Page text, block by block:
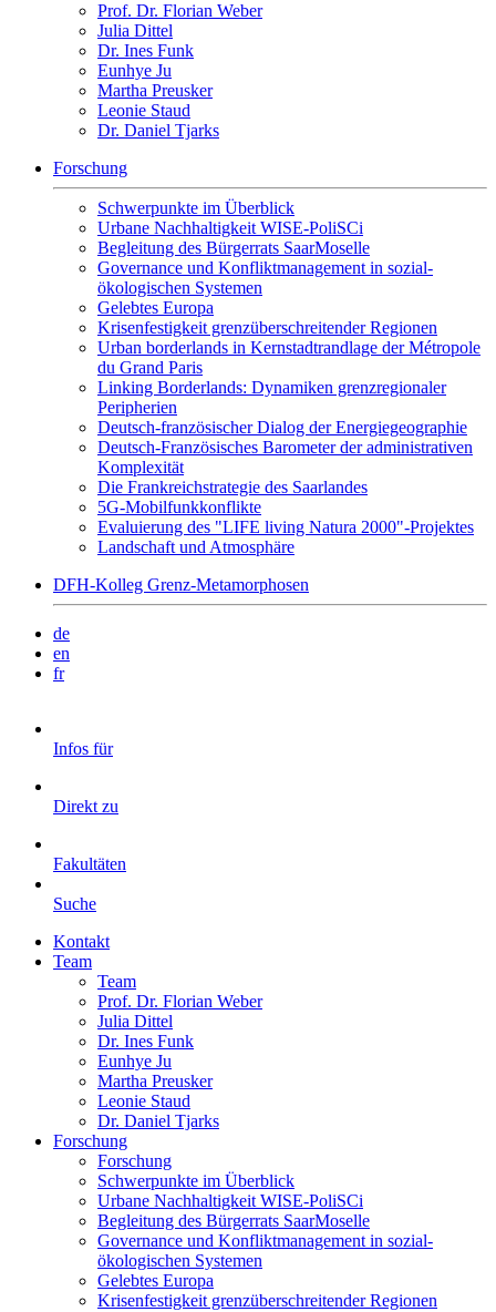
Prof. Dr. Florian Weber
Julia Dittel
Dr. Ines Funk
Eunhye Ju
Martha Preusker
Leonie Staud
Dr. Daniel Tjarks
Forschung
Schwerpunkte im Überblick
Urbane Nachhaltigkeit WISE-PoliSCi
Begleitung des Bürgerrats SaarMoselle
Governance und Konfliktmanagement in sozial-
ökologischen Systemen
Gelebtes Europa
Krisenfestigkeit grenzüberschreitender Regionen
Urban borderlands in Kernstadtrandlage der Métropole
du Grand Paris
Linking Borderlands: Dynamiken grenzregionaler
Peripherien
Deutsch-französischer Dialog der Energiegeographie
Deutsch-Französisches Barometer der administrativen
Komplexität
Die Frankreichstrategie des Saarlandes
5G-Mobilfunkkonflikte
Evaluierung des "LIFE living Natura 2000"-Projektes
Landschaft und Atmosphäre
DFH-Kolleg Grenz-Metamorphosen
de
en
fr
Infos für
Direkt zu
Fakultäten
Suche
Kontakt
Team
Team
Prof. Dr. Florian Weber
Julia Dittel
Dr. Ines Funk
Eunhye Ju
Martha Preusker
Leonie Staud
Dr. Daniel Tjarks
Forschung
Forschung
Schwerpunkte im Überblick
Urbane Nachhaltigkeit WISE-PoliSCi
Begleitung des Bürgerrats SaarMoselle
Governance und Konfliktmanagement in sozial-
ökologischen Systemen
Gelebtes Europa
Krisenfestigkeit grenzüberschreitender Regionen